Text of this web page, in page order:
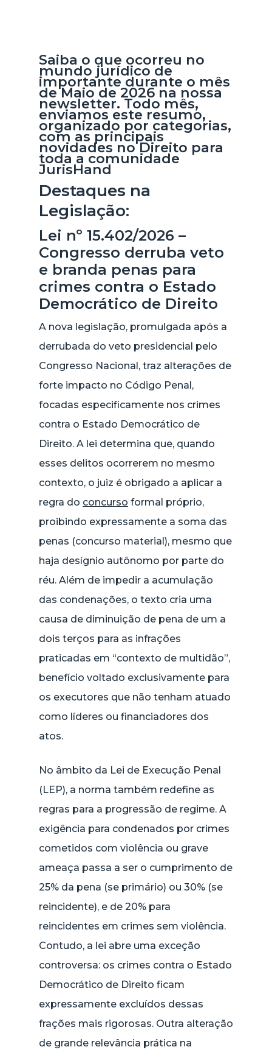
Saiba o que ocorreu no
mundo jurídico de
importante durante o mês
de Maio de 2026 na nossa
newsletter. Todo mês,
enviamos este resumo,
organizado por categorias,
com as principais
novidades no Direito para
toda a comunidade
JurisHand
Destaques na
Legislação:
Lei nº 15.402/2026 –
Congresso derruba veto
e branda penas para
crimes contra o Estado
Democrático de Direito
A nova legislação, promulgada após a
derrubada do veto presidencial pelo
Congresso Nacional, traz alterações de
forte impacto no Código Penal,
focadas especificamente nos crimes
contra o Estado Democrático de
Direito. A lei determina que, quando
esses delitos ocorrerem no mesmo
contexto, o juiz é obrigado a aplicar a
regra do concurso formal próprio,
proibindo expressamente a soma das
penas (concurso material), mesmo que
haja desígnio autônomo por parte do
réu. Além de impedir a acumulação
das condenações, o texto cria uma
causa de diminuição de pena de um a
dois terços para as infrações
praticadas em “contexto de multidão”,
benefício voltado exclusivamente para
os executores que não tenham atuado
como líderes ou financiadores dos
atos.
No âmbito da Lei de Execução Penal
(LEP), a norma também redefine as
regras para a progressão de regime. A
exigência para condenados por crimes
cometidos com violência ou grave
ameaça passa a ser o cumprimento de
25% da pena (se primário) ou 30% (se
reincidente), e de 20% para
reincidentes em crimes sem violência.
Contudo, a lei abre uma exceção
controversa: os crimes contra o Estado
Democrático de Direito ficam
expressamente excluídos dessas
frações mais rigorosas. Outra alteração
de grande relevância prática na